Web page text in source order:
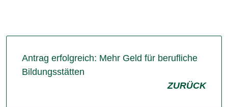
Antrag erfolgreich: Mehr Geld für berufliche
Bildungsstätten
ZURÜCK